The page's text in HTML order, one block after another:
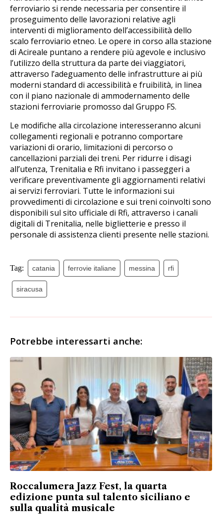
ferroviario si rende necessaria per consentire il
proseguimento delle lavorazioni relative agli
interventi di miglioramento dell’accessibilità dello
scalo ferroviario etneo. Le opere in corso alla stazione
di Acireale puntano a rendere più agevole e inclusivo
l’utilizzo della struttura da parte dei viaggiatori,
attraverso l’adeguamento delle infrastrutture ai più
moderni standard di accessibilità e fruibilità, in linea
con il piano nazionale di ammodernamento delle
stazioni ferroviarie promosso dal Gruppo FS.
Le modifiche alla circolazione interesseranno alcuni
collegamenti regionali e potranno comportare
variazioni di orario, limitazioni di percorso o
cancellazioni parziali dei treni. Per ridurre i disagi
all’utenza, Trenitalia e Rfi invitano i passeggeri a
verificare preventivamente gli aggiornamenti relativi
ai servizi ferroviari. Tutte le informazioni sui
provvedimenti di circolazione e sui treni coinvolti sono
disponibili sul sito ufficiale di Rfi, attraverso i canali
digitali di Trenitalia, nelle biglietterie e presso il
personale di assistenza clienti presente nelle stazioni.
Tag: catania ferrovie italiane messina rfi
siracusa
Potrebbe interessarti anche:
Roccalumera Jazz Fest, la quarta
edizione punta sul talento siciliano e
sulla qualità musicale